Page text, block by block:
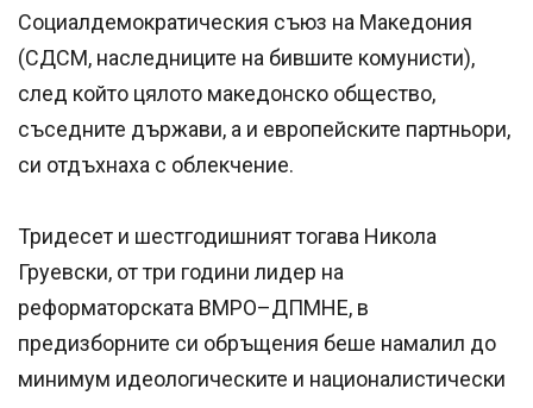
Социалдемократическия съюз на Македония
(СДСМ, наследниците на бившите комунисти),
след който цялото македонско общество,
съседните държави, а и европейските партньори,
си отдъхнаха с облекчение.
Тридесет и шестгодишният тогава Никола
Груевски, от три години лидер на
реформаторската ВМРО–ДПМНЕ, в
предизборните си обръщения беше намалил до
минимум идеологическите и националистически